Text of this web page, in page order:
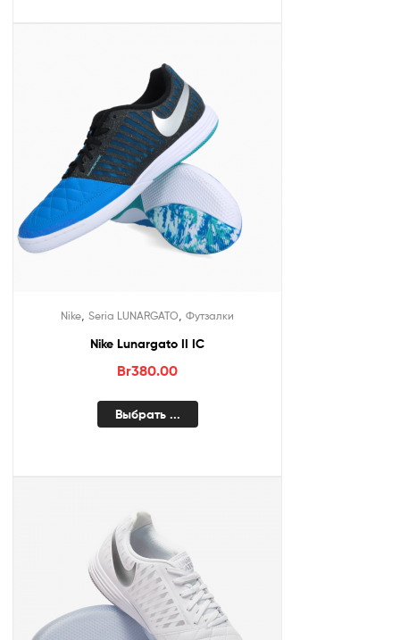
Nike Seria LUNARGATO Футзалки
Nike Lunargato II IC
Br380.00
Выбрать ...